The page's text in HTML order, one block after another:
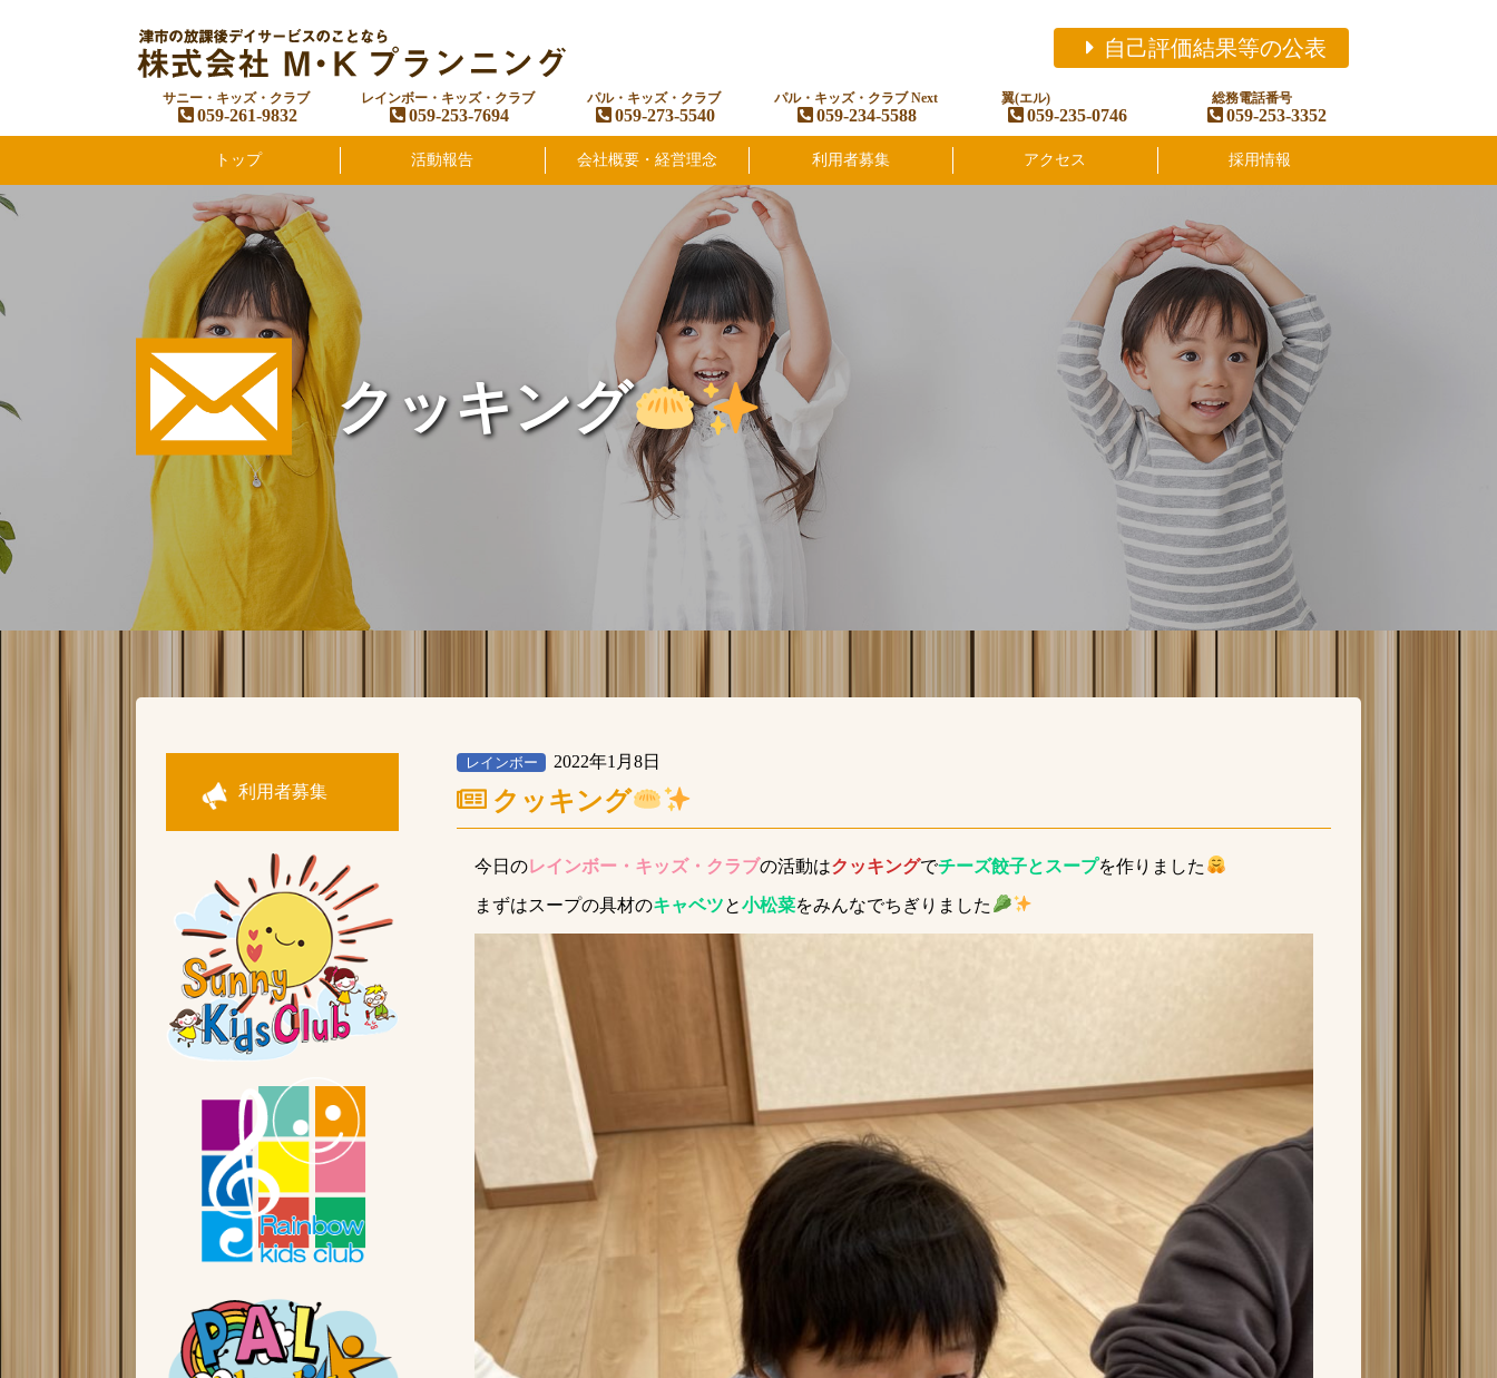
サニー・キッズ・クラブ
059-261-9832
レインボー・キッズ・クラブ
059-253-7694
パル・キッズ・クラブ
059-273-5540
パル・キッズ・クラブ Next
059-234-5588
翼(エル)
059-235-0746
総務電話番号
059-253-3352
自己評価結果等の公表
トップ 活動報告 会社概要・経営理念 利用者募集 アクセス 採用情報
クッキング
レインボー 2022年1月8日
クッキング
今日のレインボー・キッズ・クラブの活動はクッキングでチーズ餃子とスープを作りました
まずはスープの具材のキャベツと小松菜をみんなでちぎりました
利用者募集